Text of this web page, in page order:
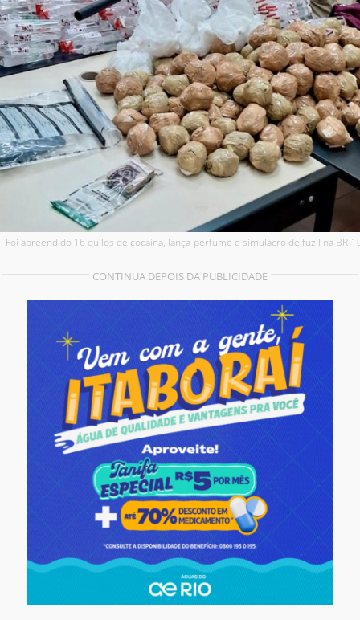
Foi apreendido 16 quilos de cocaína, lança-perfume e simulacro de fuzil na BR-
CONTINUA DEPOIS DA PUBLICIDADE